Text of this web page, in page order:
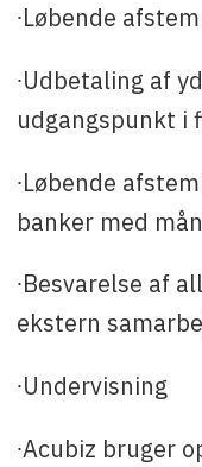
∙Løbende
∙Udbetaling af
udgangspunkt i
∙Løbende
banker med
∙Besvarelse af
ekstern
∙Undervisning
∙Acubiz bruger